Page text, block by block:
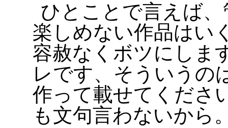
ひとことで言えば
楽しめない作品はい
容赦なくボツにしま
レです、そういうの
作って載せてくださ
も文句言わないから